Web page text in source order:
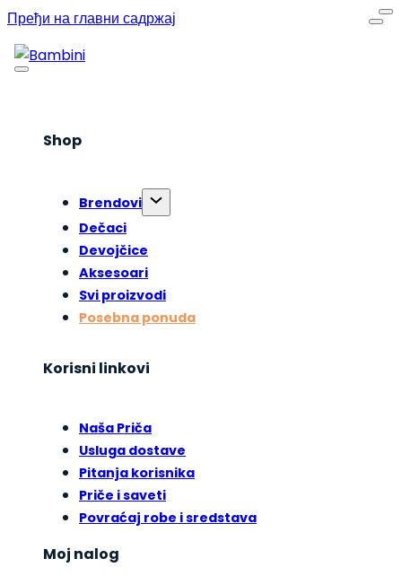
Пређи на главни садржај
Shop
Brendovi
Dečaci
Devojčice
Aksesoari
Svi proizvodi
Posebna ponuda
Korisni linkovi
Naša Priča
Usluga dostave
Pitanja korisnika
Priče i saveti
Povraćaj robe i sredstava
Moj nalog